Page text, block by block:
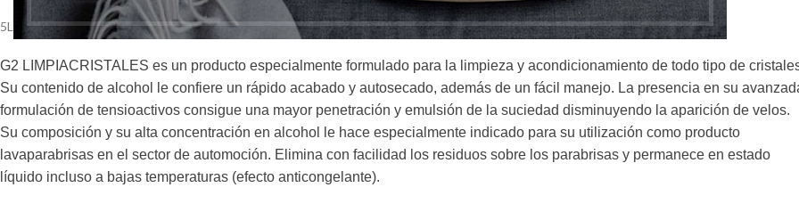
5L
G2 LIMPIACRISTALES es un producto especialmente formulado para la limpieza y acondicionamiento de todo tipo de
Su contenido de alcohol le confiere un rápido acabado y autosecado, además de un fácil manejo. La presencia en su
formulación de tensioactivos consigue una mayor penetración y emulsión de la suciedad disminuyendo la aparición de velos.
Su composición y su alta concentración en alcohol le hace especialmente indicado para su utilización como producto
lavaparabrisas en el sector de automoción. Elimina con facilidad los residuos sobre los parabrisas y permanece en estado
líquido incluso a bajas temperaturas (efecto anticongelante).